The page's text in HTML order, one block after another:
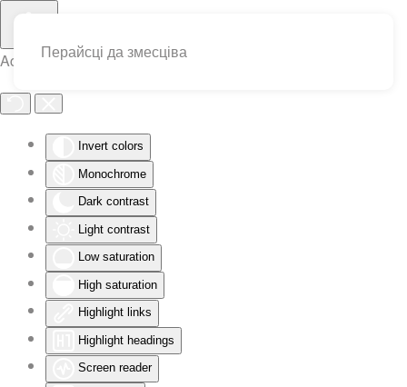
Accessibility Tools
Invert colors
Monochrome
Dark contrast
Light contrast
Low saturation
High saturation
Highlight links
Highlight headings
Screen reader
Перайсці да змесціва